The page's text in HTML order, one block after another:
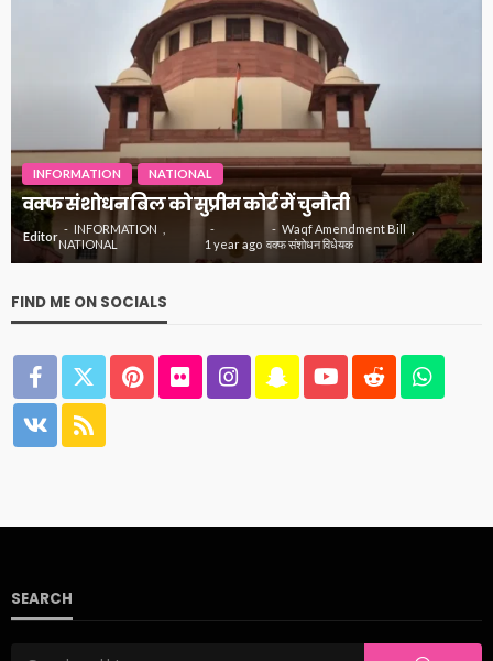
INFORMATION NATIONAL
वक्फ संशोधन बिल को सुप्रीम कोर्ट में चुनौती
Editor
INFORMATION
NATIONAL
1 year ago
Waqf Amendment Bill
वक्फ संशोधन विधेयक
FIND ME ON SOCIALS
SEARCH